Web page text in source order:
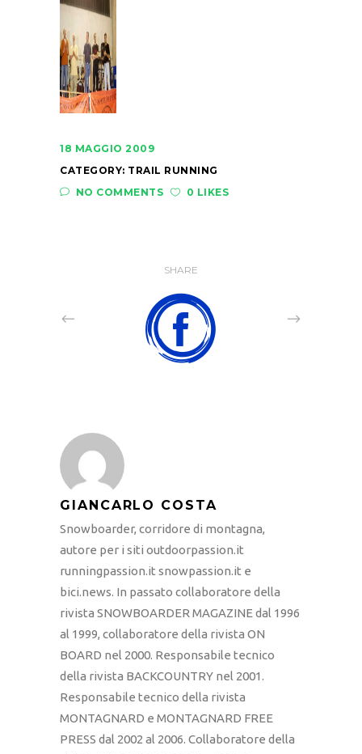
18 MAGGIO 2009
CATEGORY: TRAIL RUNNING
NO COMMENTS
0 LIKES
SHARE
GIANCARLO COSTA
Snowboarder, corridore di montagna,
autore per i siti outdoorpassion.it
runningpassion.it snowpassion.it e
bici.news. In passato collaboratore della
rivista SNOWBOARDER MAGAZINE dal 1996
al 1999, collaboratore della rivista ON
BOARD nel 2000. Responsabile tecnico
della rivista BACKCOUNTRY nel 2001.
Responsabile tecnico della rivista
MONTAGNARD e MONTAGNARD FREE
PRESS dal 2002 al 2006. Collaboratore della